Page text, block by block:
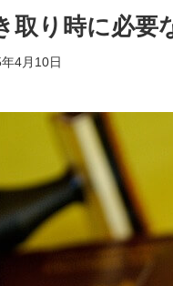
取り時に必要
4月10日